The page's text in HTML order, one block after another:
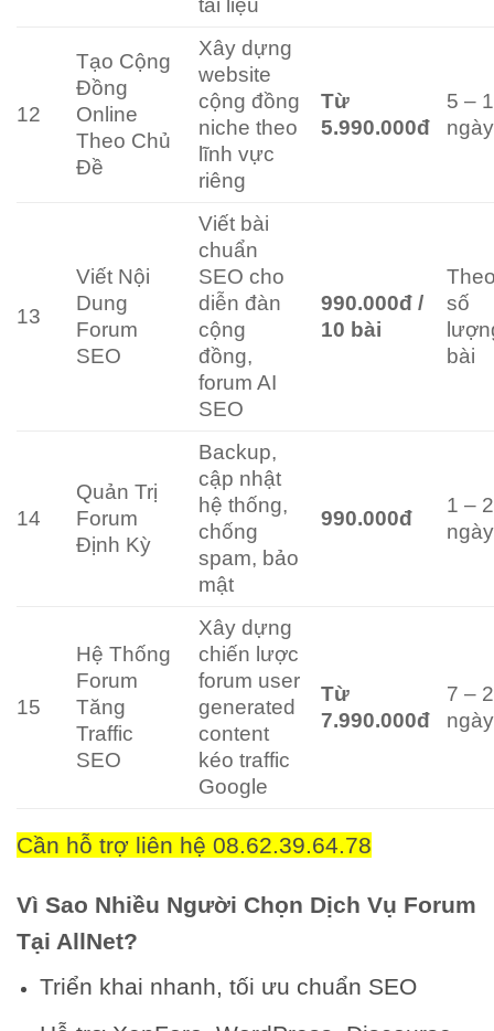
tài liệu
12
Tạo Cộng
Đồng
Online
Theo Chủ
Đề
Xây dựng
website
cộng đồng
niche theo
lĩnh vực
riêng
Từ
5.990.000đ
5 –
ngày
13
Viết Nội
Dung
Forum
SEO
Viết bài
chuẩn
SEO cho
diễn đàn
cộng
đồng,
forum AI
SEO
990.000đ /
10 bài
số
bài
14
Quản Trị
Forum
Định Kỳ
Backup,
cập nhật
hệ thống,
chống
spam, bảo
mật
990.000đ
1 – 2
ngày
15
Hệ Thống
Forum
Tăng
Traffic
SEO
Xây dựng
chiến lược
forum user
generated
content
kéo traffic
Google
Từ
7.990.000đ
7 –
ngày
Cần hỗ trợ liên hệ 08.62.39.64.78
Vì Sao Nhiều Người Chọn Dịch Vụ Forum
Tại AllNet?
Triển khai nhanh, tối ưu chuẩn SEO